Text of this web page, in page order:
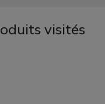
visités